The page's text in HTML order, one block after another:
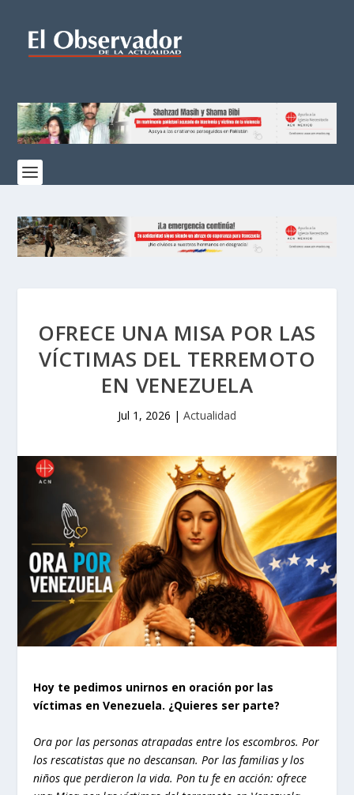
OFRECE UNA MISA POR LAS
VÍCTIMAS DEL TERREMOTO
EN VENEZUELA
Jul 1, 2026 | Actualidad
Hoy te pedimos unirnos en oración por las
víctimas en Venezuela. ¿Quieres ser parte?
Ora por las personas atrapadas entre los escombros. Por
los rescatistas que no descansan. Por las familias y los
niños que perdieron la vida. Pon tu fe en acción: ofrece